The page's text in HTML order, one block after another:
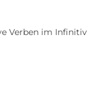
Verben im Infinitiv